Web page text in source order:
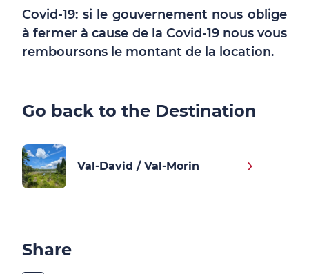
Covid-19: si le gouvernement nous oblige
à fermer à cause de la Covid-19 nous vous
remboursons le montant de la location.
Go back to the Destination
Val-David / Val-Morin
Share